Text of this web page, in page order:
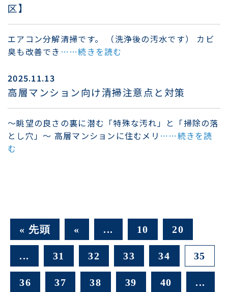
区】
エアコン分解清掃です。 （洗浄後の汚水です） カビ
臭も改善でき ……続きを読む
2025.11.13
高層マンション向け清掃注意点と対策
〜眺望の良さの裏に潜む「特殊な汚れ」と「掃除の落
とし穴」～ 高層マンションに住むメリ ……続きを読
む
« 先頭 « ... 10 20
... 31 32 33 34 35
36 37 38 39 40 ...